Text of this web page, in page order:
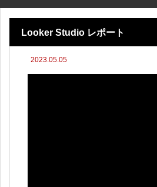
Looker Studio レポート
2023.05.05